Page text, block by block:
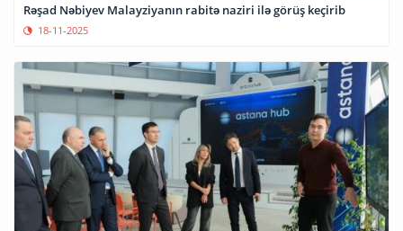
Rəşad Nəbiyev Malayziyanın rabitə naziri ilə görüş keçirib
18-11-2025